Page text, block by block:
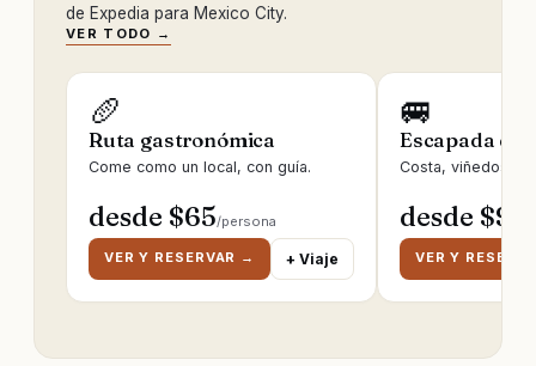
de Expedia para Mexico City.
VER TODO →
🥖
Ruta gastronómica
Come como un local, con guía.
desde $65/persona
VER Y RESERVAR → + Viaje
🚐
Escapada de
Costa, viñedos,
desde $95
VER Y